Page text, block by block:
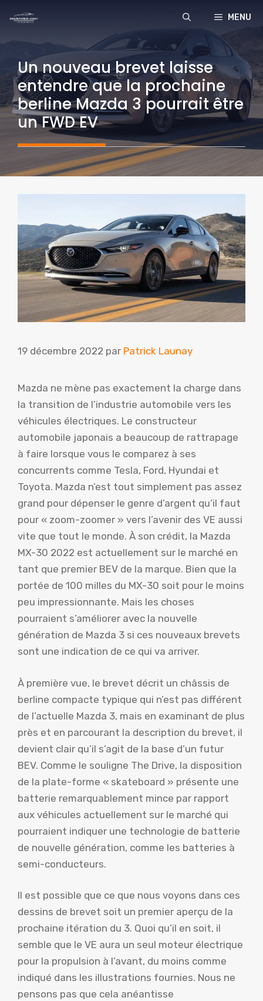
MENU
Un nouveau brevet laisse
entendre que la prochaine
berline Mazda 3 pourrait être
un FWD EV
19 décembre 2022 par Patrick Launay
Mazda ne mène pas exactement la charge dans
la transition de l’industrie automobile vers les
véhicules électriques. Le constructeur
automobile japonais a beaucoup de rattrapage
à faire lorsque vous le comparez à ses
concurrents comme Tesla, Ford, Hyundai et
Toyota. Mazda n’est tout simplement pas assez
grand pour dépenser le genre d’argent qu’il faut
pour « zoom-zoomer » vers l’avenir des VE aussi
vite que tout le monde. À son crédit, la Mazda
MX-30 2022 est actuellement sur le marché en
tant que premier BEV de la marque. Bien que la
portée de 100 milles du MX-30 soit pour le moins
peu impressionnante. Mais les choses
pourraient s’améliorer avec la nouvelle
génération de Mazda 3 si ces nouveaux brevets
sont une indication de ce qui va arriver.
À première vue, le brevet décrit un châssis de
berline compacte typique qui n’est pas différent
de l’actuelle Mazda 3, mais en examinant de plus
près et en parcourant la description du brevet, il
devient clair qu’il s’agit de la base d’un futur
BEV. Comme le souligne The Drive, la disposition
de la plate-forme « skateboard » présente une
batterie remarquablement mince par rapport
aux véhicules actuellement sur le marché qui
pourraient indiquer une technologie de batterie
de nouvelle génération, comme les batteries à
semi-conducteurs.
Il est possible que ce que nous voyons dans ces
dessins de brevet soit un premier aperçu de la
prochaine itération du 3. Quoi qu’il en soit, il
semble que le VE aura un seul moteur électrique
pour la propulsion à l’avant, du moins comme
indiqué dans les illustrations fournies. Nous ne
pensons pas que cela anéantisse